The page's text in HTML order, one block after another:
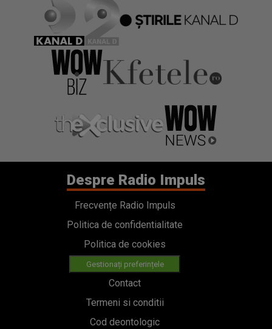
Despre Radio Impuls
Frecvențe Radio Impuls
Politica de confidentialitate
Politica de cookies
Gestionați preferințele
Contact
Termeni si conditii
Cod deontologic